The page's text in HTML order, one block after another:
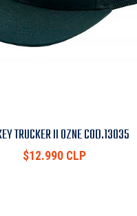
TRUCKER II OZNE COD.13035
$12.990 CLP